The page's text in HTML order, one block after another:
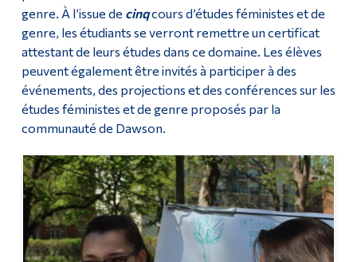
genre. À l’issue de cinqcours d’études féministes et de
genre, les étudiants se verront remettre un certificat
attestant de leurs études dans ce domaine. Les élèves
peuvent également être invités à participer à des
événements, des projections et des conférences sur les
études féministes et de genre proposés par la
communauté de Dawson.